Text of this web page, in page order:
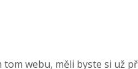
webu, měli byste si už